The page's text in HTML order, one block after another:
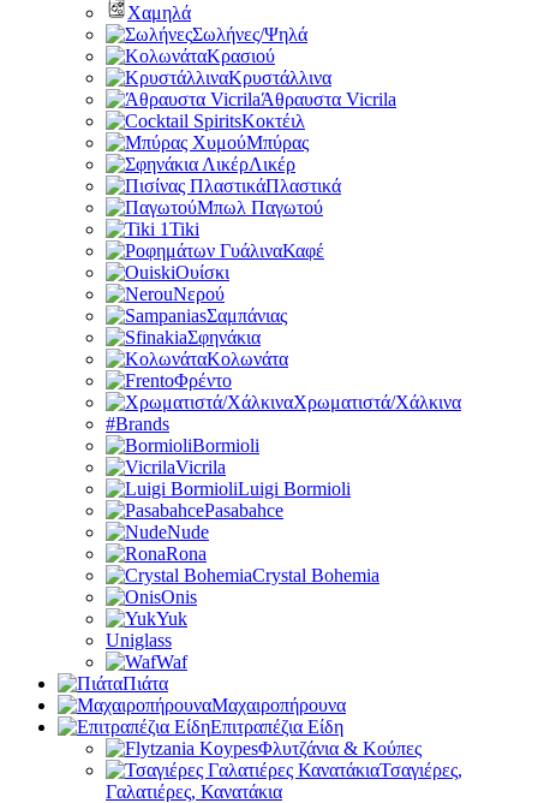
Χαμηλά
Σωλήνες/Ψηλά
Κρασιού
Κρυστάλλινα
Άθραυστα Vicrila
Κοκτέιλ
Μπύρας
Λικέρ
Πλαστικά
Μπωλ Παγωτού
Tiki
Καφέ
Ουίσκι
Νερού
Σαμπάνιας
Σφηνάκια
Κολωνάτα
Φρέντο
Χρωματιστά/Χάλκινα
#Brands
Bormioli
Vicrila
Luigi Bormioli
Pasabahce
Nude
Rona
Crystal Bohemia
Onis
Yuk
Uniglass
Waf
Πιάτα
Μαχαιροπήρουνα
Επιτραπέζια Είδη
Φλυτζάνια & Κούπες
Τσαγιέρες,
Γαλατιέρες, Κανατάκια